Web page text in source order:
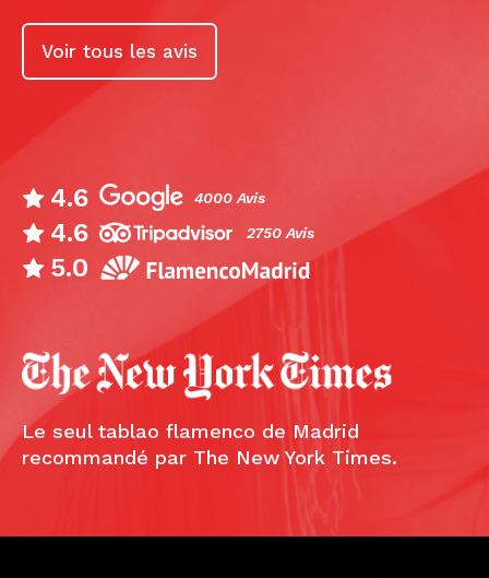
Voir tous les avis
4.6 4000 Avis
4.6 2750 Avis
5.0
Le seul tablao flamenco de Madrid
recommandé par The New York Times.